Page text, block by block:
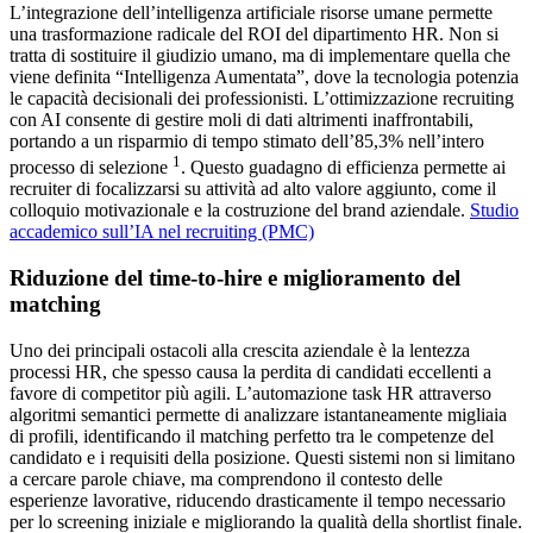
L’integrazione dell’intelligenza artificiale risorse umane permette
una trasformazione radicale del ROI del dipartimento HR. Non si
tratta di sostituire il giudizio umano, ma di implementare quella che
viene definita “Intelligenza Aumentata”, dove la tecnologia potenzia
le capacità decisionali dei professionisti. L’ottimizzazione recruiting
con AI consente di gestire moli di dati altrimenti inaffrontabili,
portando a un risparmio di tempo stimato dell’85,3% nell’intero
processo di selezione 1 . Questo guadagno di efficienza permette ai
recruiter di focalizzarsi su attività ad alto valore aggiunto, come il
colloquio motivazionale e la costruzione del brand aziendale. Studio
accademico sull’IA nel recruiting (PMC)
Riduzione del time-to-hire e miglioramento del
matching
Uno dei principali ostacoli alla crescita aziendale è la lentezza
processi HR, che spesso causa la perdita di candidati eccellenti a
favore di competitor più agili. L’automazione task HR attraverso
algoritmi semantici permette di analizzare istantaneamente migliaia
di profili, identificando il matching perfetto tra le competenze del
candidato e i requisiti della posizione. Questi sistemi non si limitano
a cercare parole chiave, ma comprendono il contesto delle
esperienze lavorative, riducendo drasticamente il tempo necessario
per lo screening iniziale e migliorando la qualità della shortlist finale.